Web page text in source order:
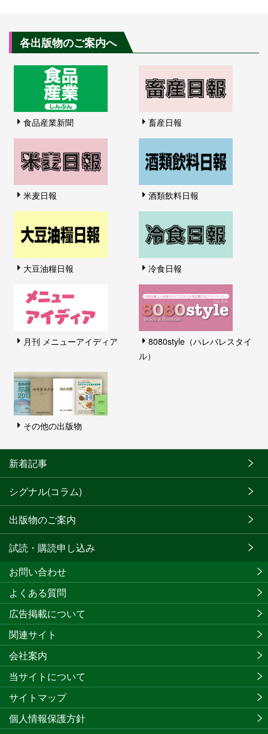
各出版物のご案内へ
食品産業新聞 畜産日報
米麦日報 酒類飲料日報
大豆油糧日報 冷食日報
月刊 メニューアイディア
8080style（ハレバレスタイ
ル）
その他の出版物
新着記事
シグナル(コラム)
出版物のご案内
試読・購読申し込み
お問い合わせ
よくある質問
広告掲載について
関連サイト
会社案内
当サイトについて
サイトマップ
個人情報保護方針